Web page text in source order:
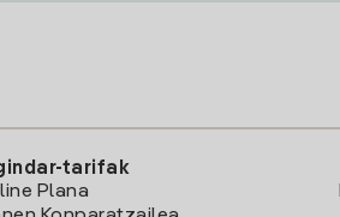
tarifak
Plana